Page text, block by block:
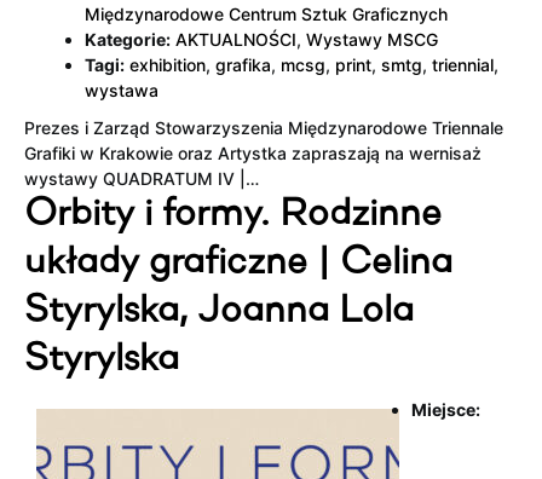
Międzynarodowe Centrum Sztuk Graficznych
Kategorie: AKTUALNOŚCI, Wystawy MSCG
Tagi: exhibition, grafika, mcsg, print, smtg, triennial,
wystawa
Prezes i Zarząd Stowarzyszenia Międzynarodowe Triennale
Grafiki w Krakowie oraz Artystka zapraszają na wernisaż
wystawy QUADRATUM IV |…
Orbity i formy. Rodzinne
układy graficzne | Celina
Styrylska, Joanna Lola
Styrylska
Miejsce: